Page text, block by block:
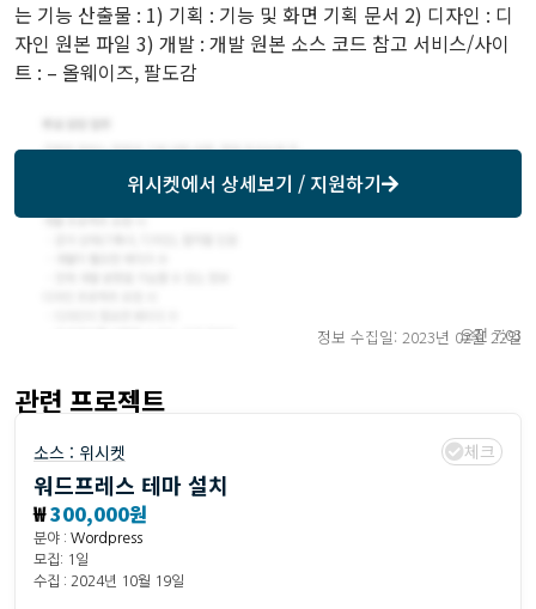
는 기능 산출물 : 1) 기획 : 기능 및 화면 기획 문서 2) 디자인 : 디
자인 원본 파일 3) 개발 : 개발 원본 소스 코드 참고 서비스/사이
트 : – 올웨이즈, 팔도감
위시켓에서 상세보기 / 지원하기
정보 수집일: 2023년 02월 22일
오전 7:03
관련 프로젝트
소스 : 위시켓 체크
워드프레스 테마 설치
₩300,000원
분야 : Wordpress
모집: 1일
수집 : 2024년 10월 19일